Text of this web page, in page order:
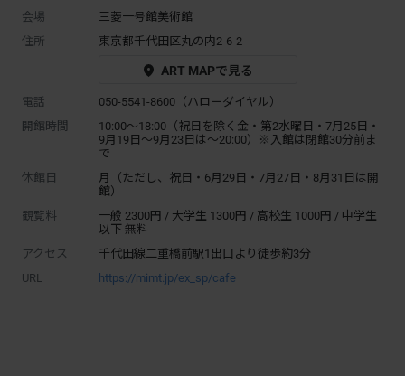
会場
三菱一号館美術館
住所
東京都千代田区丸の内2-6-2
ART MAPで見る
電話
050-5541-8600（ハローダイヤル）
開館時間
10:00～18:00（祝日を除く金・第2水曜日・7月25日・
9月19日～9月23日は〜20:00）※入館は閉館30分前ま
で
休館日
月（ただし、祝日・6月29日・7月27日・8月31日は開
館）
観覧料
一般 2300円 / 大学生 1300円 / 高校生 1000円 / 中学生
以下 無料
アクセス
千代田線二重橋前駅1出口より徒歩約3分
URL
https://mimt.jp/ex_sp/cafe